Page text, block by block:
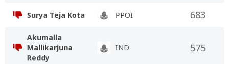
Surya Teja Kota PPOI 683
Akumalla
Mallikarjuna
Reddy
IND 575